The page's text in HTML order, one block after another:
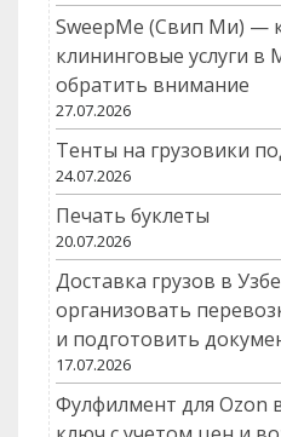
SweepMe (Свип Ми) —
клининговые услуги в
обратить внимание
27.07.2026
Тенты на грузовики
24.07.2026
Печать буклеты
20.07.2026
Доставка грузов в
организовать
и подготовить
17.07.2026
Фулфилмент для Ozon